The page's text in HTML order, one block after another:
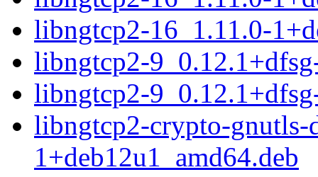
libngtcp2-16_1.11.0-
libngtcp2-
libngtcp2-
libngtcp2-crypto-gnutls-
1+deb12u1_amd64.deb